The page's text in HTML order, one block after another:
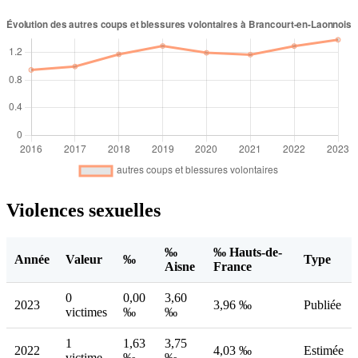
Violences sexuelles
Année Valeur ‰
‰
Aisne
‰ Hauts-de-
France
Type
2023
0
victimes
0,00
‰
3,60
‰
3,96 ‰ Publiée
2022
1
1,63
3,75
4,03 ‰ Estimée